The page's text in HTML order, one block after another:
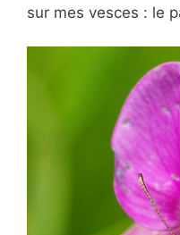
sur mes vesces : le